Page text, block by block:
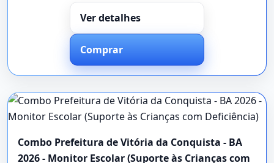
Ver detalhes
Comprar
Combo Prefeitura de Vitória da Conquista - BA
2026 - Monitor Escolar (Suporte às Crianças com